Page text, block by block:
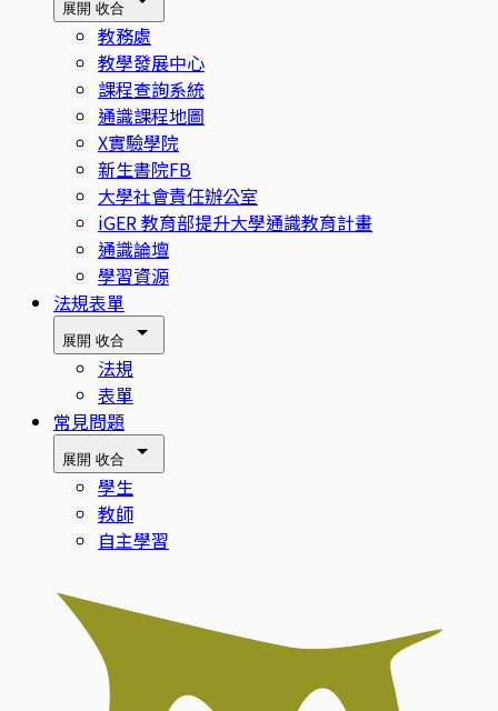
展開 收合
教務處
教學發展中心
課程查詢系統
通識課程地圖
X實驗學院
新生書院FB
大學社會責任辦公室
iGER 教育部提升大學通識教育計畫
通識論壇
學習資源
法規表單
展開 收合
法規
表單
常見問題
展開 收合
學生
教師
自主學習